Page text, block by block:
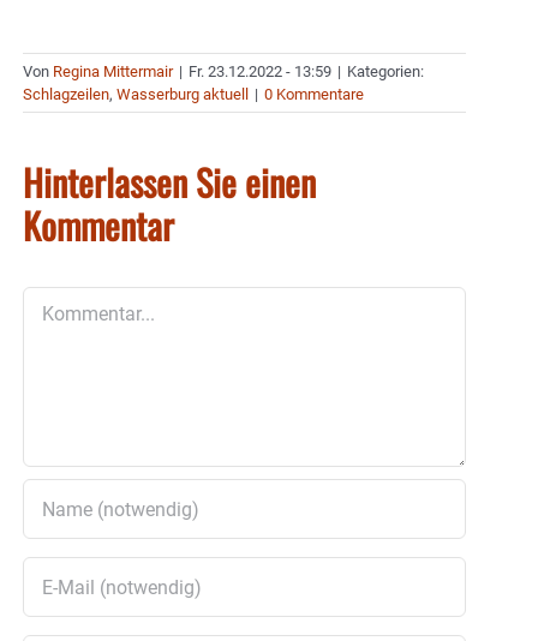
Von Regina Mittermair | Fr. 23.12.2022 - 13:59 | Kategorien:
Schlagzeilen, Wasserburg aktuell | 0 Kommentare
Hinterlassen Sie einen
Kommentar